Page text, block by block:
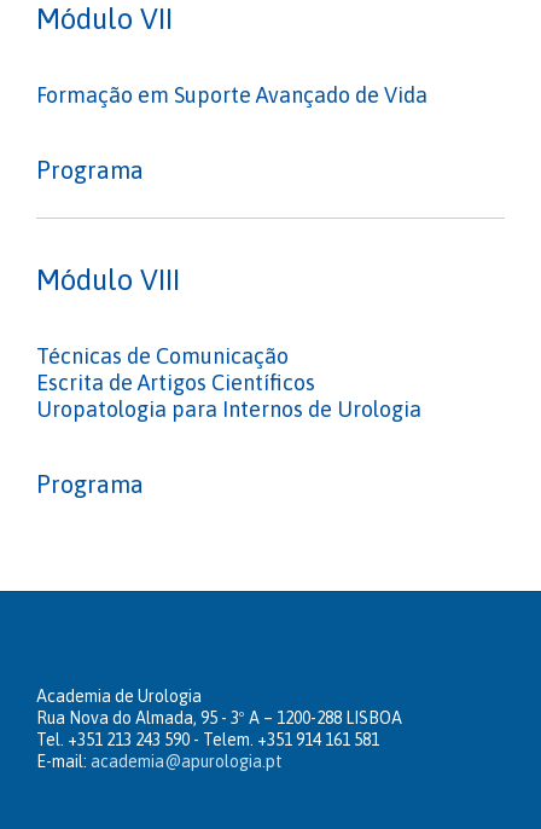
Módulo VII
Formação em Suporte Avançado de Vida
Programa
Módulo VIII
Técnicas de Comunicação
Escrita de Artigos Científicos
Uropatologia para Internos de Urologia
Programa
Academia de Urologia
Rua Nova do Almada, 95 - 3º A – 1200-288 LISBOA
Tel. +351 213 243 590 - Telem. +351 914 161 581
E-mail: academia@apurologia.pt